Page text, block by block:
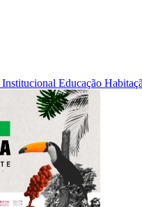
Institucional Educação